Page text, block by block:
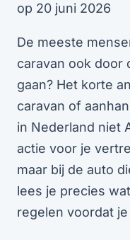
op 20 juni 2026
De meeste
caravan ook door
gaan? Het korte
caravan of
in Nederland niet
actie voor je
maar bij de auto
lees je precies
regelen voordat